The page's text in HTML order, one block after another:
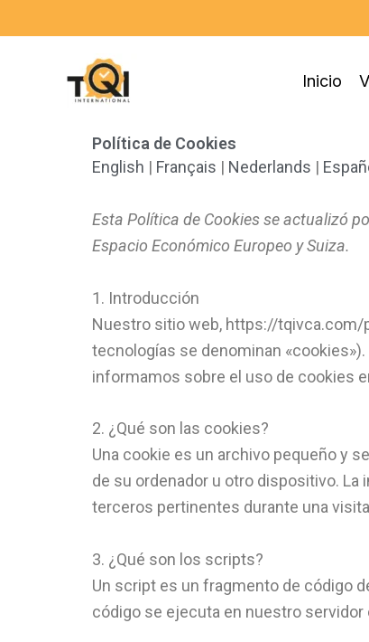
al
Inicio
Política de Cookies
English | Français | Nederlands |
Esta Política de Cookies se actualizó
Espacio Económico Europeo y Suiza.
1. Introducción
Nuestro sitio web, https://tqivca.com/
tecnologías se denominan
informamos sobre el uso de cookies
2. ¿Qué son las cookies?
Una cookie es un archivo pequeño y
de su ordenador u otro dispositivo.
terceros pertinentes durante una
3. ¿Qué son los scripts?
Un script es un fragmento de código
código se ejecuta en nuestro servidor